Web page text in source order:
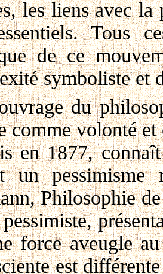
les liens avec la
Tous
de ce
symboliste et
du
comme volonté
en 1877,
un pessimisme
Philosophie
force aveugle
est